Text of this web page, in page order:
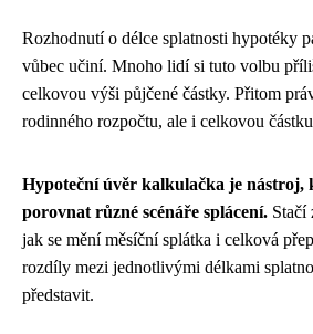
Rozhodnutí o délce splatnosti hypotéky
vůbec učiní. Mnoho lidí si tuto volbu
celkovou výši půjčené částky. Přitom
rodinného rozpočtu, ale i celkovou
Hypoteční úvěr kalkulačka je nástroj,
porovnat různé scénáře splácení. Stačí
jak se mění měsíční splátka i celková
rozdíly mezi jednotlivými délkami
představit.